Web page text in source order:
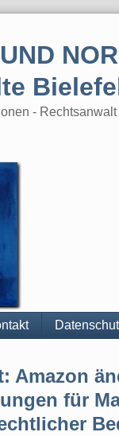
-
Amazon
für